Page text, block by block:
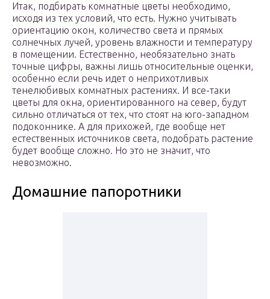
Итак, подбирать комнатные цветы необходимо,
исходя из тех условий, что есть. Нужно учитывать
ориентацию окон, количество света и прямых
солнечных лучей, уровень влажности и температуру
в помещении. Естественно, необязательно знать
точные цифры, важны лишь относительные оценки,
особенно если речь идет о неприхотливых
тенелюбивых комнатных растениях. И все-таки
цветы для окна, ориентированного на север, будут
сильно отличаться от тех, что стоят на юго-западном
подоконнике. А для прихожей, где вообще нет
естественных источников света, подобрать растение
будет вообще сложно. Но это не значит, что
невозможно.
Домашние папоротники